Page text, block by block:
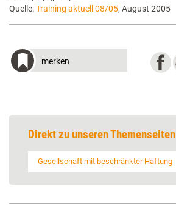
Quelle:Training aktuell 08/05, August 2005
merken
Direkt zu unseren Themenseiten
Gesellschaft mit beschränkter Haftung